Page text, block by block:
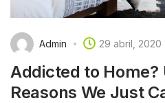
Admin 29 abril, 2020
Addicted to Home?
Reasons We Just